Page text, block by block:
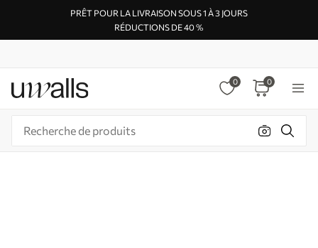
PRÊT POUR LA LIVRAISON SOUS 1 À 3 JOURS
RÉDUCTIONS DE 40 %
0 0